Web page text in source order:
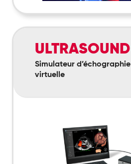
Ultrasound
Mentor
Simulateur
virtuelle